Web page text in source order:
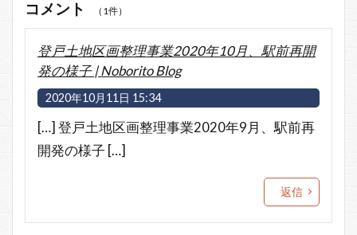
コメント （1件）
登戸土地区画整理事業2020年10月、駅前再開
発の様子 | Noborito Blog
2020年10月11日 15:34
[…] 登戸土地区画整理事業2020年9月、駅前再
開発の様子 […]
返信